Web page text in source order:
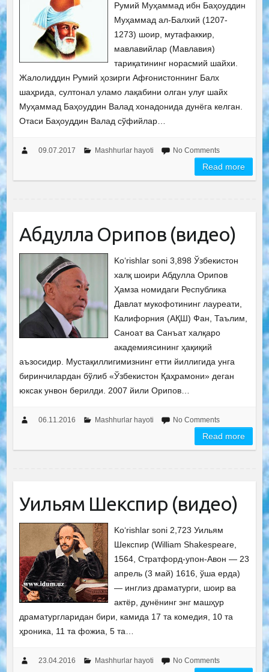
Румий Муҳаммад ибн Баҳоуддин
Муҳаммад ал-Балхий (1207-
1273) шоир, мутафаккир,
мавлавийлар (Мавлавия)
тариқатининг норасмий шайхи.
Жалолиддин Румий ҳозирги Афғонистоннинг Балх
шаҳрида, султонал уламо лақабини олган улуғ шайх
Муҳаммад Баҳоуддин Валад хонадонида дунёга келган.
Отаси Баҳоуддин Валад сўфийлар…
09.07.2017 Mashhurlar hayoti No Comments
Read more
Абдулла Орипов (видео)
Ko‘rishlar soni 3,898 Ўзбекистон
халқ шоири Абдулла Орипов
Ҳамза номидаги Республика
Давлат мукофотининг лауреати,
Калифорния (АҚШ) Фан, Таълим,
Саноат ва Санъат халқаро
академиясининг ҳақиқий
аъзосидир. Мустақиллигимизнинг етти йиллигида унга
биринчилардан бўлиб «Ўзбекистон Қаҳрамони» деган
юксак унвон берилди. 2007 йили Орипов…
06.11.2016 Mashhurlar hayoti No Comments
Read more
Уильям Шекспир (видео)
Ko‘rishlar soni 2,723 Уильям
Шекспир (William Shakespeare,
1564, Стратфорд-упон-Авон — 23
апрель (3 май) 1616, ўша ерда)
— инглиз драматурги, шоир ва
актёр, дунёнинг энг машҳур
драматургларидан бири, камида 17 та комедия, 10 та
ҳроника, 11 та фожиа, 5 та…
23.04.2016 Mashhurlar hayoti No Comments